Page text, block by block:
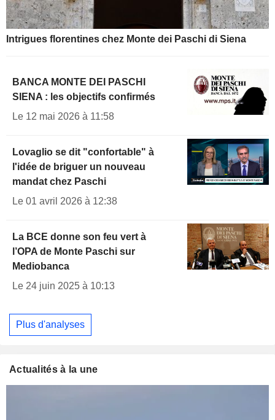
Intrigues florentines chez Monte dei Paschi di Siena
BANCA MONTE DEI PASCHI
SIENA : les objectifs confirmés
Le 12 mai 2026 à 11:58
Lovaglio se dit "confortable" à
l'idée de briguer un nouveau
mandat chez Paschi
Le 01 avril 2026 à 12:38
La BCE donne son feu vert à
l’OPA de Monte Paschi sur
Mediobanca
Le 24 juin 2025 à 10:13
Plus d'analyses
Actualités à la une